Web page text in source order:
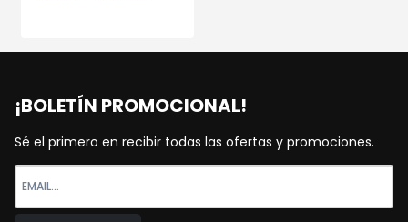
hasta
¡BOLETÍN PROMOCIONAL!
Sé el primero en recibir todas las ofertas y promociones.